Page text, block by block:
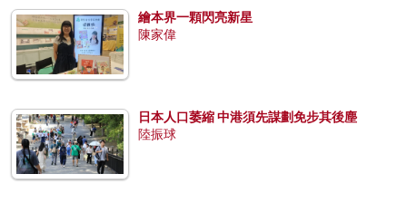
繪本界一顆閃亮新星
陳家偉
日本人口萎縮 中港須先謀劃免步其後塵
陸振球